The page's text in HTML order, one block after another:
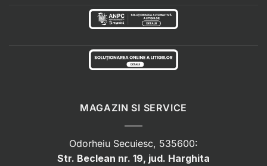
MAGAZIN SI SERVICE
Odorheiu Secuiesc, 535600:
Str. Beclean nr. 19, jud. Harghita